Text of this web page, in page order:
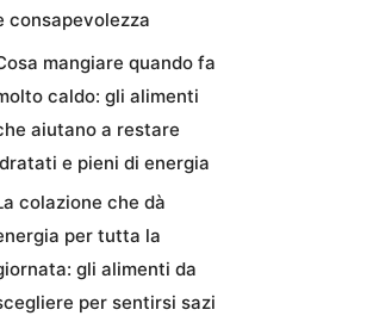
consapevolezza
mangiare quando fa
caldo: gli alimenti
aiutano a restare
e pieni di energia
colazione che dà
per tutta la
gli alimenti da
per sentirsi sazi